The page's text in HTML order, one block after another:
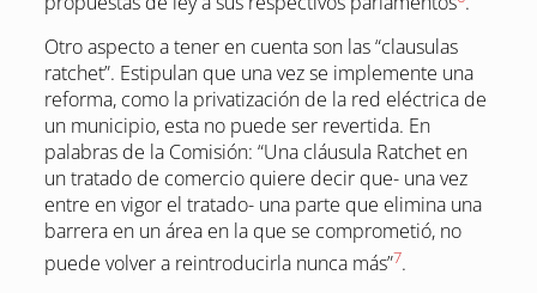
Otro aspecto a tener en cuenta son las “clausulas
ratchet”. Estipulan que una vez se implemente una
reforma, como la privatización de la red eléctrica de
un municipio, esta no puede ser revertida. En
palabras de la Comisión: “Una cláusula Ratchet en
un tratado de comercio quiere decir que- una vez
entre en vigor el tratado- una parte que elimina una
barrera en un área en la que se comprometió, no
puede volver a reintroducirla nunca más”7.